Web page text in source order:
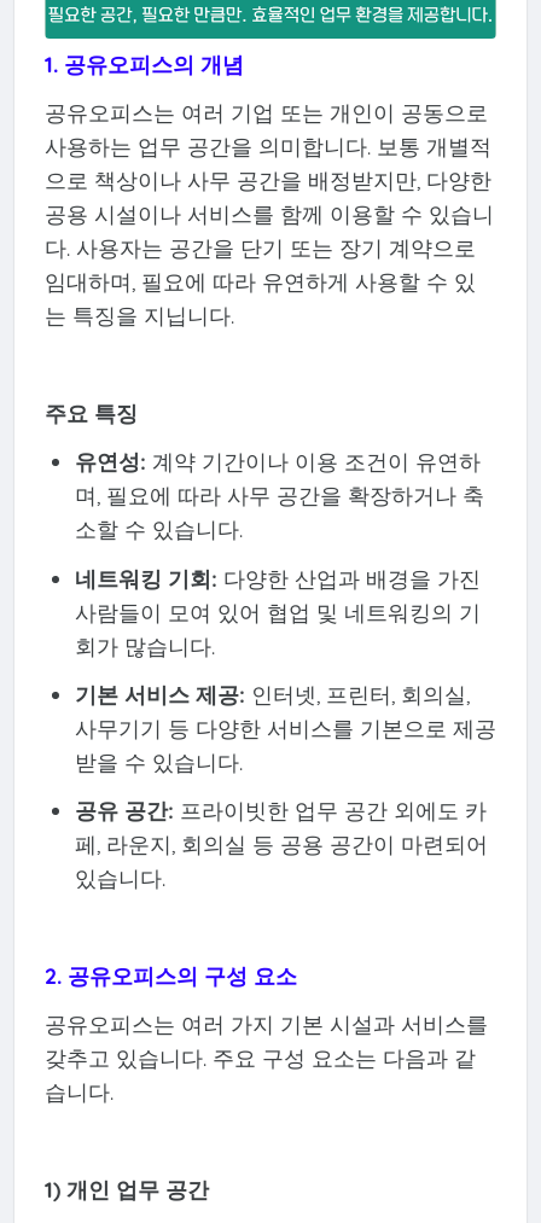
1. 공유오피스의 개념
공유오피스는 여러 기업 또는 개인이 공동으로
사용하는 업무 공간을 의미합니다. 보통 개별적
으로 책상이나 사무 공간을 배정받지만, 다양한
공용 시설이나 서비스를 함께 이용할 수 있습니
다. 사용자는 공간을 단기 또는 장기 계약으로
임대하며, 필요에 따라 유연하게 사용할 수 있
는 특징을 지닙니다.
주요 특징
유연성: 계약 기간이나 이용 조건이 유연하
며, 필요에 따라 사무 공간을 확장하거나 축
소할 수 있습니다.
네트워킹 기회: 다양한 산업과 배경을 가진
사람들이 모여 있어 협업 및 네트워킹의 기
회가 많습니다.
기본 서비스 제공: 인터넷, 프린터, 회의실,
사무기기 등 다양한 서비스를 기본으로 제공
받을 수 있습니다.
공유 공간: 프라이빗한 업무 공간 외에도 카
페, 라운지, 회의실 등 공용 공간이 마련되어
있습니다.
2. 공유오피스의 구성 요소
공유오피스는 여러 가지 기본 시설과 서비스를
갖추고 있습니다. 주요 구성 요소는 다음과 같
습니다.
1) 개인 업무 공간